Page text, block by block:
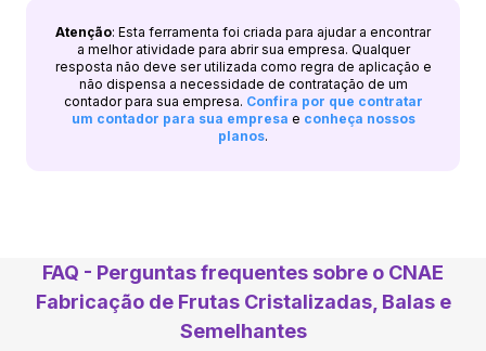
Atenção: Esta ferramenta foi criada para ajudar a encontrar
a melhor atividade para abrir sua empresa. Qualquer
resposta não deve ser utilizada como regra de aplicação e
não dispensa a necessidade de contratação de um
contador para sua empresa. Confira por que contratar
um contador para sua empresa e conheça nossos
planos.
FAQ - Perguntas frequentes sobre o CNAE
Fabricação de Frutas Cristalizadas, Balas e
Semelhantes